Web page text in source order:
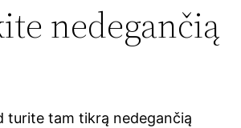
nedegančią
turite tam tikrą nedegančią